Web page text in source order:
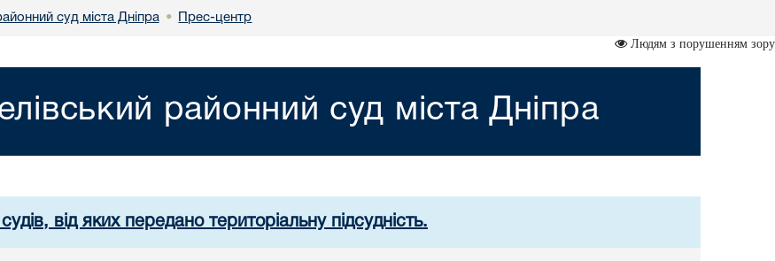
суд міста Дніпра • Прес-центр
Людям з порушенням зору
районний суд міста Дніпра
судів, від яких передано територіальну підсудність.